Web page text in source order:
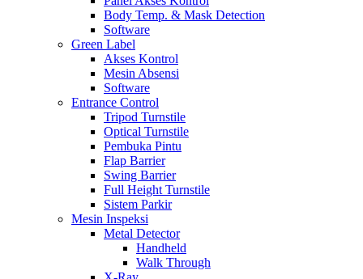
Body Temp. & Mask Detection
Software
Green Label
Akses Kontrol
Mesin Absensi
Software
Entrance Control
Tripod Turnstile
Optical Turnstile
Pembuka Pintu
Flap Barrier
Swing Barrier
Full Height Turnstile
Sistem Parkir
Mesin Inspeksi
Metal Detector
Handheld
Walk Through